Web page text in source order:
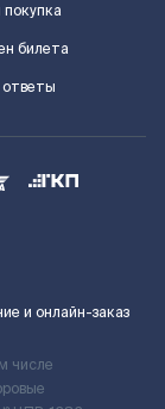
билета
ответы
и онлайн-заказ
числе